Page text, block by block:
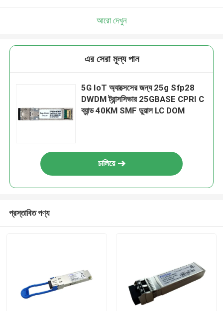
আরো দেখুন
এর সেরা মূল্য পান
5G IoT অ্যাক্সেসের জন্য 25g Sfp28
DWDM ট্রান্সসিভার 25GBASE CPRI C
ব্যান্ড 40KM SMF ডুয়াল LC DOM
চালিয়ে
প্রস্তাবিত পণ্য